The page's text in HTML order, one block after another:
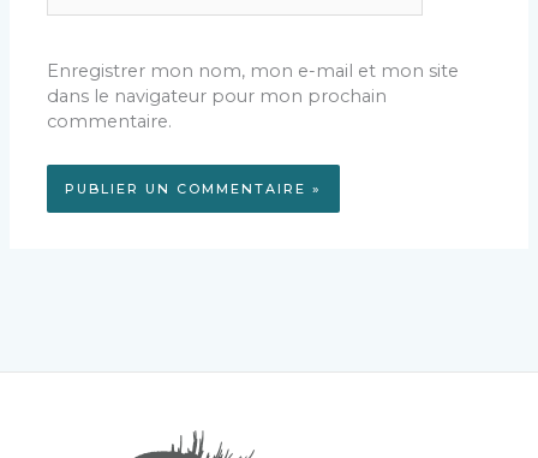
Enregistrer mon nom, mon e-mail et mon site
dans le navigateur pour mon prochain
commentaire.